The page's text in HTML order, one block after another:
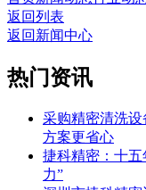
返回列表
返回新闻中心
热门资讯
采购精密清洗
方案更省心
捷科精密：十
力”